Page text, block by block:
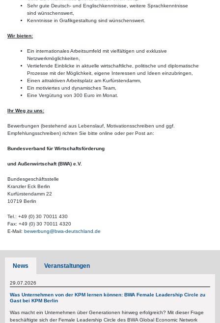
Sehr gute Deutsch- und Englischkenntnisse, weitere Sprachkenntnisse
sind wünschenswert,
Kenntnisse in Grafikgestaltung sind wünschenswert.
Wir bieten:
Ein internationales Arbeitsumfeld mit vielfältigen und exklusive
Netzwerkmöglichkeiten,
Vertiefende Einblicke in aktuelle wirtschaftliche, politische und diplomatische
Prozesse mit der Möglichkeit, eigene Interessen und Ideen einzubringen,
Einen attraktiven Arbeitsplatz am Kurfürstendamm,
Ein motiviertes und dynamisches Team,
Eine Vergütung von 300 Euro im Monat.
Ihr Weg zu uns:
Bewerbungen (bestehend aus Lebenslauf, Motivationsschreiben und ggf.
Empfehlungsschreiben) richten Sie bitte online oder per Post an:
Bundesverband für Wirtschaftsförderung
und Außenwirtschaft (BWA) e.V.
Bundesgeschäftsstelle
Kranzler Eck Berlin
Kurfürstendamm 22
10719 Berlin
Tel.: +49 (0) 30 70011 430
Fax: +49 (0) 30 70011 4320
E-Mail: bewerbung@bwa-deutschland.de
News Veranstaltungen
29.07.2026
Was Unternehmen von der KPM lernen können: BWA Female Leadership Circle zu
Gast bei KPM Berlin
Was macht ein Unternehmen über Generationen hinweg erfolgreich? Mit dieser Frage
beschäftigte sich der Female Leadership Circle des BWA Global Economic Network